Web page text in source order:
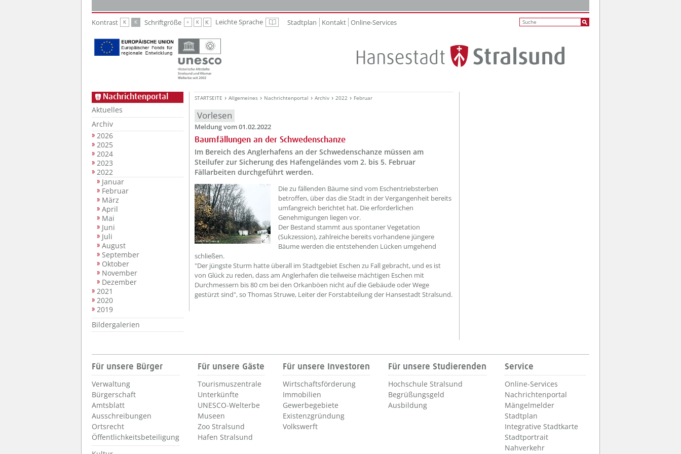
Kontrast K K Schriftgröße K K K Leichte Sprache Leichte Sprache
Stadtplan Kontakt Online-Services
Nachrichtenportal
Aktuelles
Archiv
2026
2025
2024
2023
2022
Januar
Februar
März
April
Mai
Juni
Juli
August
September
Oktober
November
Dezember
2021
2020
2019
Bildergalerien
STARTSEITE Allgemeines Nachrichtenportal Archiv 2022 Februar
Vorlesen
Meldung vom 01.02.2022
Baumfällungen an der Schwedenschanze
Im Bereich des Anglerhafens an der Schwedenschanze müssen am
Steilufer zur Sicherung des Hafengeländes vom 2. bis 5. Februar
Fällarbeiten durchgeführt werden.
Die zu fällenden Bäume sind vom Eschentriebsterben
betroffen, über das die Stadt in der Vergangenheit bereits
umfangreich berichtet hat. Die erforderlichen
Genehmigungen liegen vor.
Der Bestand stammt aus spontaner Vegetation
(Sukzession), zahlreiche bereits vorhandene jüngere
Bäume werden die entstehenden Lücken umgehend
schließen.
"Der jüngste Sturm hatte überall im Stadtgebiet Eschen zu Fall gebracht, und es ist
von Glück zu reden, dass am Anglerhafen die teilweise mächtigen Eschen mit
Durchmessern bis 80 cm bei den Orkanböen nicht auf die Gebäude oder Wege
gestürzt sind", so Thomas Struwe, Leiter der Forstabteilung der Hansestadt Stralsund.
Für unsere Bürger
Verwaltung
Bürgerschaft
Amtsblatt
Ausschreibungen
Ortsrecht
Öffentlichkeitsbeteiligung
Für unsere Gäste
Tourismuszentrale
Unterkünfte
UNESCO-Welterbe
Museen
Zoo Stralsund
Hafen Stralsund
Für unsere Investoren
Wirtschaftsförderung
Immobilien
Gewerbegebiete
Existenzgründung
Volkswerft
Für unsere Studierenden
Hochschule Stralsund
Begrüßungsgeld
Ausbildung
Service
Online-Services
Nachrichtenportal
Mängelmelder
Stadtplan
Integrative Stadtkarte
Stadtportrait
Nahverkehr